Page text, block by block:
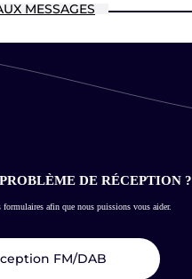
MESSAGES
DE RÉCEPTION ?
formulaires afin que nous puissions vous aider.
FM/DAB